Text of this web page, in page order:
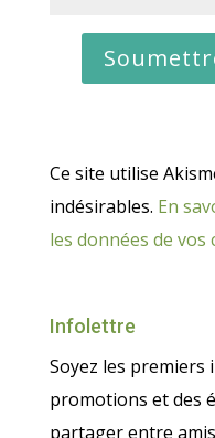
Ce site utilise
indésirables. En
les données de
Infolettre
Soyez les premiers
promotions et des
partager entre